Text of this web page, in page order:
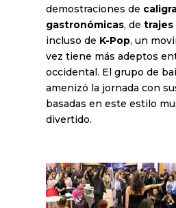
demostraciones de
gastronómicas, de trajes
incluso de K-Pop, un
vez tiene más adeptos
occidental. El grupo de
amenizó la jornada con
basadas en este estilo
divertido.